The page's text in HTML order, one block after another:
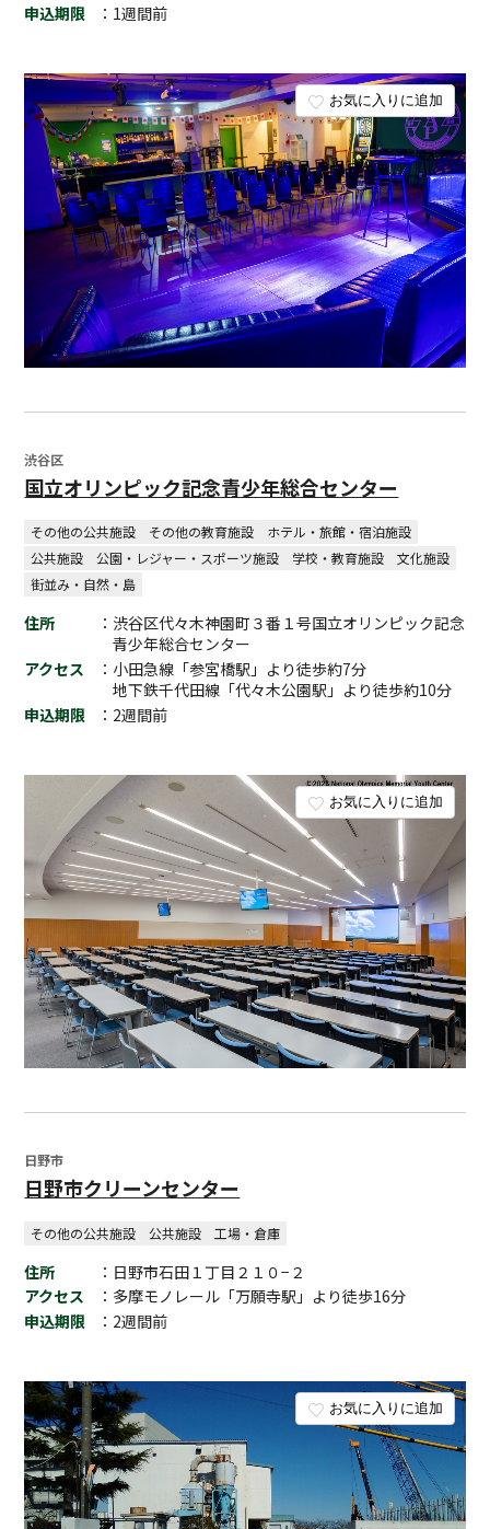
お気に入りに追加
申込期限 ：1週間前
お気に入りに追加
渋谷区
国立オリンピック記念青少年総合センター
その他の公共施設 その他の教育施設
ホテル・旅館・宿泊施設
公共施設
公園・レジャー・スポーツ施設 学校・教育施設
文化施設
街並み・自然・島
住所
：渋谷区代々木神園町３番１号国立オリンピック記念
青少年総合センター
アクセス
：小田急線「参宮橋駅」より徒歩約7分
地下鉄千代田線「代々木公園駅」より徒歩約10分
申込期限
：2週間前
お気に入りに追加
日野市
日野市クリーンセンター
その他の公共施設 公共施設 工場・倉庫
住所
：日野市石田１丁目２１０−２
アクセス
：多摩モノレール「万願寺駅」より徒歩16分
申込期限
：2週間前